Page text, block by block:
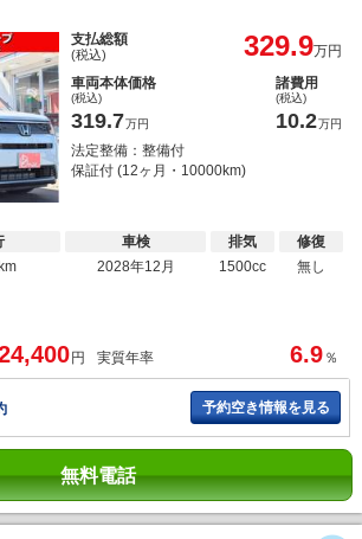
支払総額
(税込) 329.9万円
車両本体価格
(税込)
319.7万円
諸費用
(税込)
10.2万円
法定整備：整備付
保証付 (12ヶ月・10000km)
車検
2028年12月
排気
1500cc
修復
無し
円 実質年率 6.9 ％
予約空き情報を見る
無料電話